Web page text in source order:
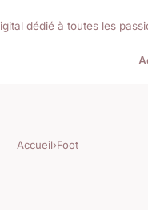
dédié à toutes les
Accueil›Foot